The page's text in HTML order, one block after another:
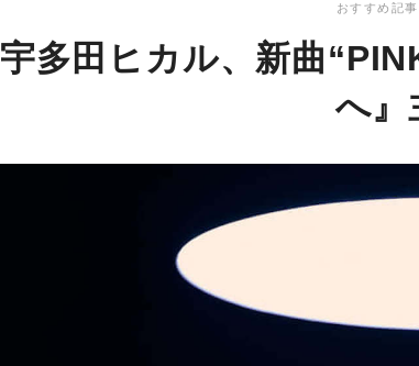
ター
おすすめ記事
宇多田ヒカル、新曲
へ』